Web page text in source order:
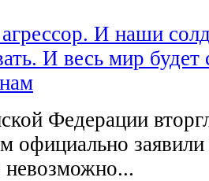
И наши
И весь мир будет
Федерации
официально
невозможно...